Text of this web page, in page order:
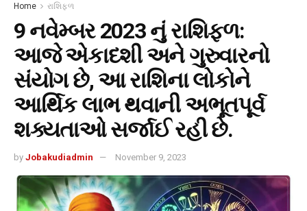
Home રાશિફળ
9 નવેમ્બર 2023 નું રાશિફળ:
આજે એકાદશી અને ગુરુવારનો
સંયોગ છે, આ રાશિના લોકોને
આર્થિક લાભ થવાની અભૂતપૂર્વ
શક્યતાઓ સર્જાઈ રહી છે.
by Jobakudiadmin November 9, 2023